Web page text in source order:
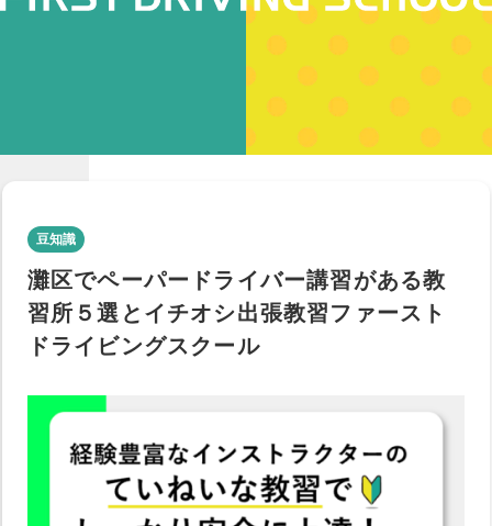
豆知識
灘区でペーパードライバー講習がある教
習所５選とイチオシ出張教習ファースト
ドライビングスクール